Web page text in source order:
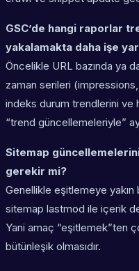
GSC’de hangi raporlar
yakalamakta daha işe
Öncelikle URL bazında ya
zaman serileri
indeks durum trendlerini ve
“trend güncellemeleriyle”
Sitemap
gerekir mi?
Genellikle eşitlemeye
sitemap lastmod ile içerik
Yani amaç “eşitlemek”ten
bütünleşik olmasıdır.